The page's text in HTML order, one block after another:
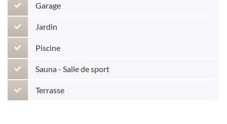
Garage
Jardin
Piscine
Sauna - Salle de sport
Terrasse